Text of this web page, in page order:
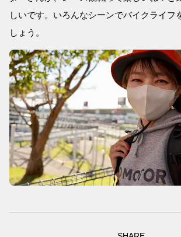
しいです。いろんなシーンでバイクライフ
しょう。